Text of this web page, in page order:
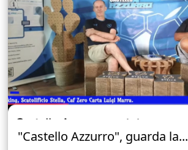
"Castello Azzurro", guarda la...